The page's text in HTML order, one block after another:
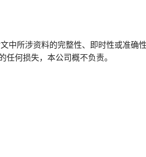
中所涉资料的完整性、即时性或准确
何损失，本公司概不负责。